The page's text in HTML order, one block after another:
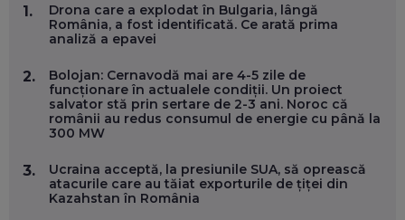
FOLOSEȘTI TEHNOLOGIA CA SĂ FII MAI BUN LA JOB. ȘI CUM
SE VA SCHIMBA MUNCA, ÎN URMĂTORII ANI
EP. 58
MARIUS PAȘCULEA, COFONDATOR AL KULTH: CUM
FOLOSEȘTI TEHNOLOGIA CA SĂ ÎȚI DESCHIZI DRUMUL
CĂTRE ARTĂ, LA NIVEL GLOBAL
EP. 57
ANDREI AVĂDANEI, BIT SENTINEL: CUM ÎȚI PROTEJEZI
EFICIENT VIAȚA ONLINE. ȘI CARE SUNT PRIMII PAȘI ÎNTR-O
1.
Drona care a explodat în Bulgaria, lângă
România, a fost identificată. Ce arată prima
analiză a epavei
2.
Bolojan: Cernavodă mai are 4-5 zile de
funcționare în actualele condiții. Un proiect
salvator stă prin sertare de 2-3 ani. Noroc că
românii au redus consumul de energie cu până la
300 MW
3.
Ucraina acceptă, la presiunile SUA, să oprească
atacurile care au tăiat exporturile de țiței din
Kazahstan în România